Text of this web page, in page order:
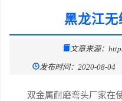
黑龙江
文章来源：
发布时间：2020-08-
双金属耐磨弯头厂家在